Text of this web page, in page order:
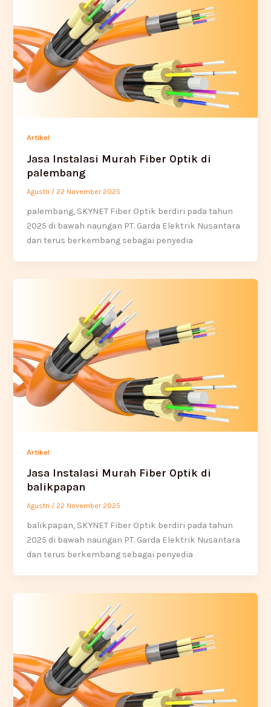
Artikel
Jasa Instalasi Murah Fiber Optik di
palembang
Agustri / 22 November 2025
palembang, SKYNET Fiber Optik berdiri pada tahun
2025 di bawah naungan PT. Garda Elektrik Nusantara
dan terus berkembang sebagai penyedia
Artikel
Jasa Instalasi Murah Fiber Optik di
balikpapan
Agustri / 22 November 2025
balikpapan, SKYNET Fiber Optik berdiri pada tahun
2025 di bawah naungan PT. Garda Elektrik Nusantara
dan terus berkembang sebagai penyedia